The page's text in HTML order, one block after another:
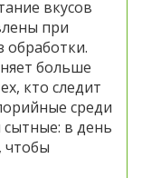
вкусов
при
обработки.
больше
кто следит
среди
сытные: в день
чтобы